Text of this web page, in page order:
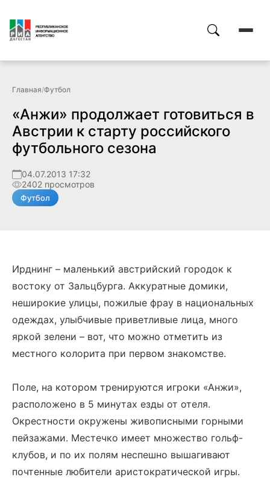
Главная/Футбол
«Анжи» продолжает готовиться в
Австрии к старту российского
футбольного сезона
04.07.2013 17:32
2402 просмотров
Футбол
Ирднинг – маленький австрийский городок к
востоку от Зальцбурга. Аккуратные домики,
неширокие улицы, пожилые фрау в национальных
одеждах, улыбчивые приветливые лица, много
яркой зелени – вот, что можно отметить из
местного колорита при первом знакомстве.
Поле, на котором тренируются игроки «Анжи»,
расположено в 5 минутах езды от отеля.
Окрестности окружены живописными горными
пейзажами. Местечко имеет множество гольф-
клубов, и по их полям неспешно вышагивают
почтенные любители аристократической игры.